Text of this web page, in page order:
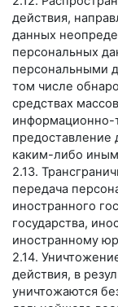
действия,
данных
персональных
персональными
том числе
средствах
информационно-
предоставление
каким-либо
2.13.
передача
иностранного
государства,
иностранному
2.14.
действия, в
уничтожаются